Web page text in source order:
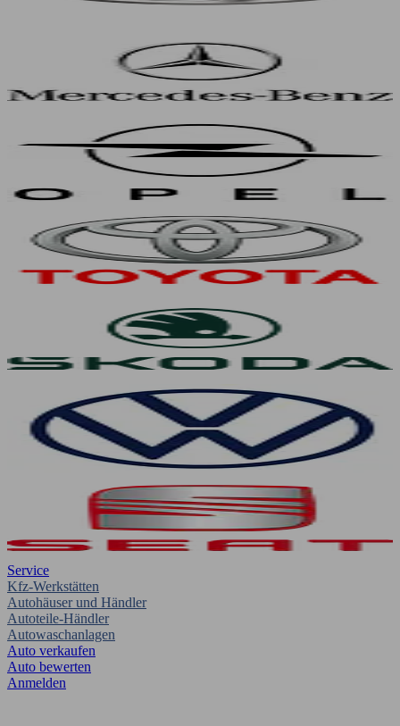
Service
Kfz-Werkstätten
Autohäuser und Händler
Autoteile-Händler
Autowaschanlagen
Auto verkaufen
Auto bewerten
Anmelden